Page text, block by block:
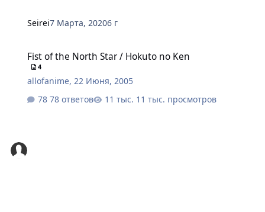
Seirei7 Марта, 20206 г
Fist of the North Star / Hokuto no Ken
4
allofanime, 22 Июня, 2005
78 ответов
11 тыс. просмотров